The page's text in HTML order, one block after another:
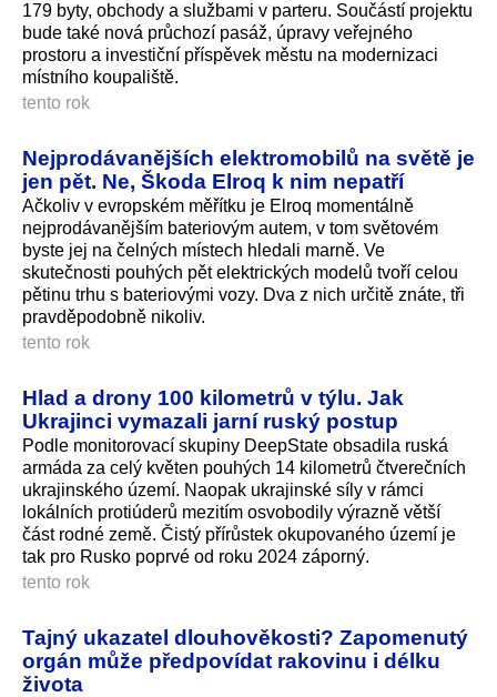
179 byty, obchody a službami v parteru. Součástí projektu
bude také nová průchozí pasáž, úpravy veřejného
prostoru a investiční příspěvek městu na modernizaci
místního koupaliště.
tento rok
Nejprodávanějších elektromobilů na světě je
jen pět. Ne, Škoda Elroq k nim nepatří
Ačkoliv v evropském měřítku je Elroq momentálně
nejprodávanějším bateriovým autem, v tom světovém
byste jej na čelných místech hledali marně. Ve
skutečnosti pouhých pět elektrických modelů tvoří celou
pětinu trhu s bateriovými vozy. Dva z nich určitě znáte, tři
pravděpodobně nikoliv.
tento rok
Hlad a drony 100 kilometrů v týlu. Jak
Ukrajinci vymazali jarní ruský postup
Podle monitorovací skupiny DeepState obsadila ruská
armáda za celý květen pouhých 14 kilometrů čtverečních
ukrajinského území. Naopak ukrajinské síly v rámci
lokálních protiúderů mezitím osvobodily výrazně větší
část rodné země. Čistý přírůstek okupovaného území je
tak pro Rusko poprvé od roku 2024 záporný.
tento rok
Tajný ukazatel dlouhověkosti? Zapomenutý
orgán může předpovídat rakovinu i délku
života